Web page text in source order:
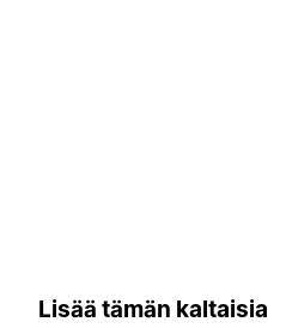
Lisää tämän kaltaisia